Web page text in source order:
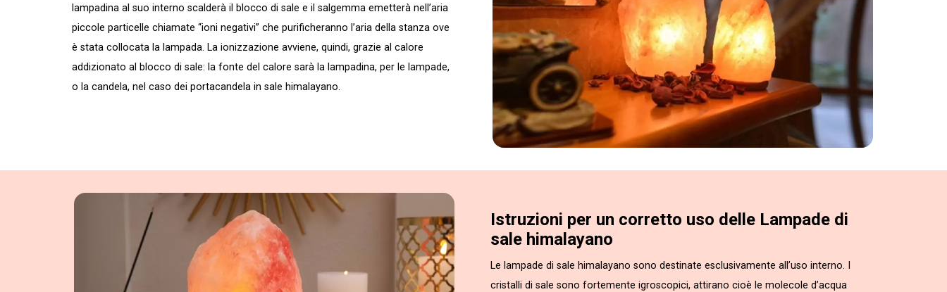
lampadina al suo interno scalderà il blocco di sale e il salgemma emetterà nell’aria
piccole particelle chiamate “ioni negativi” che purificheranno l’aria della stanza ove
è stata collocata la lampada. La ionizzazione avviene, quindi, grazie al calore
addizionato al blocco di sale: la fonte del calore sarà la lampadina, per le lampade,
o la candela, nel caso dei portacandela in sale himalayano.
Istruzioni per un corretto uso delle Lampade di
sale himalayano
Le lampade di sale himalayano sono destinate esclusivamente all’uso interno. I
cristalli di sale sono fortemente igroscopici, attirano cioè le molecole d’acqua